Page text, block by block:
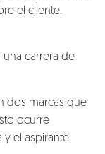
el cliente.
una carrera de
dos marcas que
ocurre
y el aspirante.